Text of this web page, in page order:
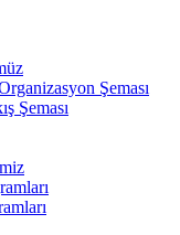
Şeması
Şeması